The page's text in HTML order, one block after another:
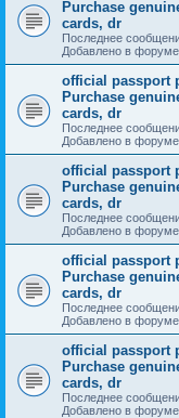
Purchase
cards, dr
Последнее
Добавлено в форуме
official passport
Purchase
cards, dr
Последнее
Добавлено в форуме
official passport
Purchase
cards, dr
Последнее
Добавлено в форуме
official passport
Purchase
cards, dr
Последнее
Добавлено в форуме
official passport
Purchase
cards, dr
Последнее
Добавлено в форуме